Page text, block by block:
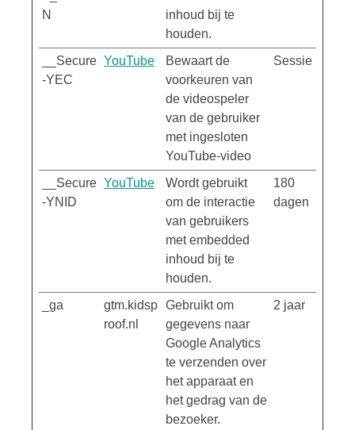
N
inhoud bij te
houden.
__Secure
-YEC
YouTube
Bewaart de
voorkeuren van
de videospeler
van de gebruiker
met ingesloten
YouTube-video
Sessie
__Secure
-YNID
YouTube
Wordt gebruikt
om de interactie
van gebruikers
met embedded
inhoud bij te
houden.
180
dagen
_ga
gtm.kidsp
roof.nl
Gebruikt om
gegevens naar
Google Analytics
te verzenden over
het apparaat en
het gedrag van de
bezoeker.
2 jaar